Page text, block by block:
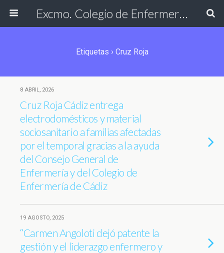
Excmo. Colegio de Enfermería de Cádiz
Etiquetas › Cruz Roja
8 ABRIL, 2026
Cruz Roja Cádiz entrega
electrodomésticos y material
sociosanitario a familias afectadas
por el temporal gracias a la ayuda
del Consejo General de
Enfermería y del Colegio de
Enfermería de Cádiz
19 AGOSTO, 2025
“Carmen Angoloti dejó patente la
gestión y el liderazgo enfermero y